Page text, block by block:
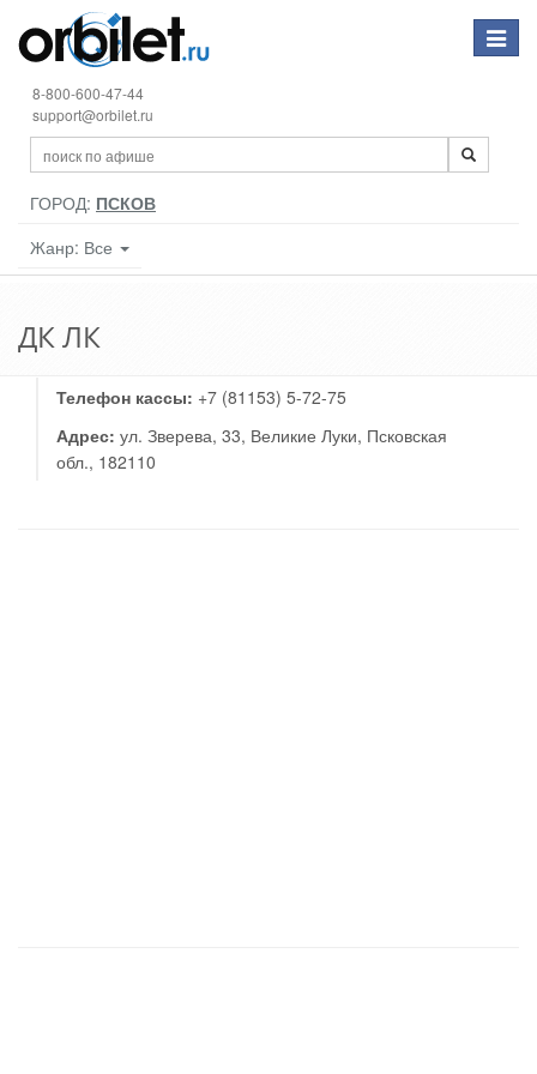
Toggle
8-800-600-47-44
support@orbilet.ru
ГОРОД: ПСКОВ
Жанр: Все
ДК ЛК
Телефон кассы: +7 (81153) 5-72-75
Адрес: ул. Зверева, 33, Великие Луки, Псковская
обл., 182110